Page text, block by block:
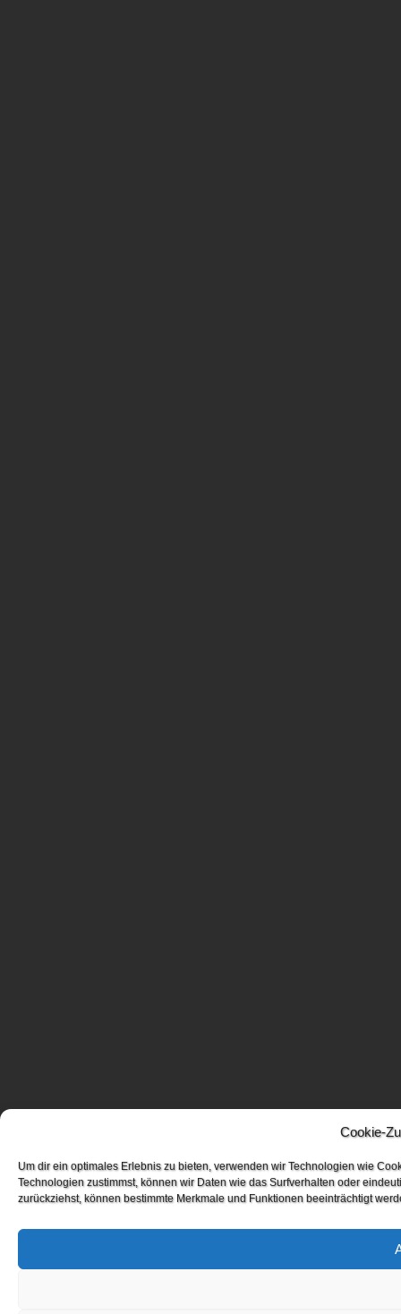
Cookie-
Um dir ein optimales Erlebnis zu bieten, verwenden wir Technologien wie
Technologien zustimmst, können wir Daten wie das Surfverhalten oder
zurückziehst, können bestimmte Merkmale und Funktionen beeinträchtigt